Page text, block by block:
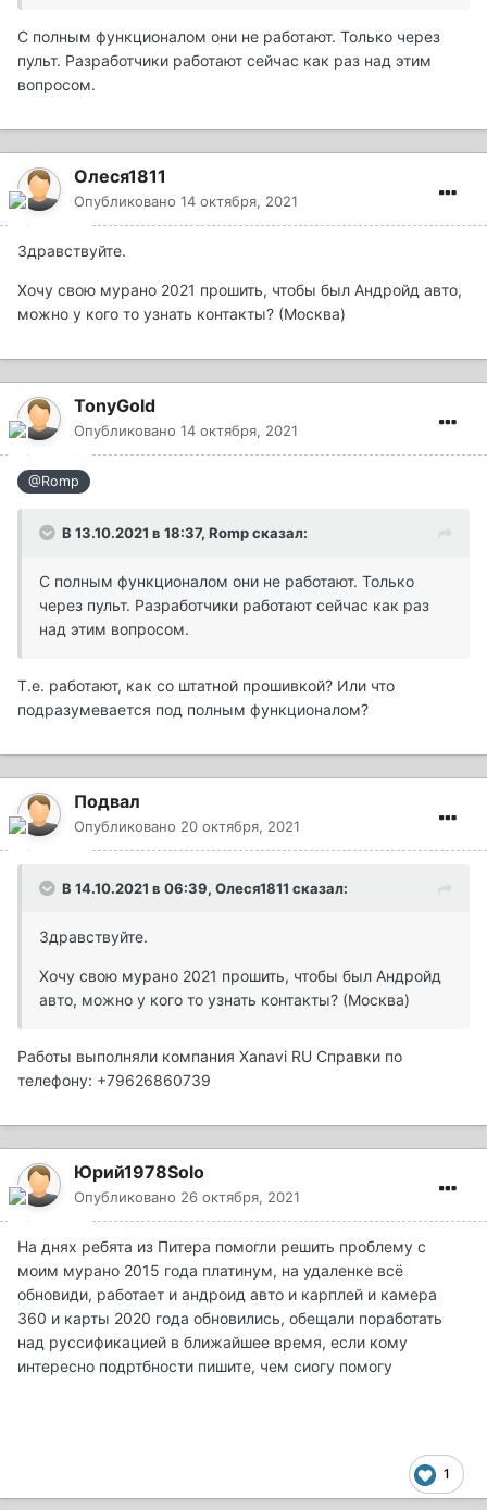
С полным функционалом они не работают. Только через
пульт. Разработчики работают сейчас как раз над этим
вопросом.
Олеся1811
Опубликовано 14 октября, 2021
Здравствуйте.
Хочу свою мурано 2021 прошить, чтобы был Андройд авто,
можно у кого то узнать контакты? (Москва)
TonyGold
Опубликовано 14 октября, 2021
@Romp
В 13.10.2021 в 18:37, Rompсказал:
С полным функционалом они не работают. Только
через пульт. Разработчики работают сейчас как раз
над этим вопросом.
Т.е. работают, как со штатной прошивкой? Или что
подразумевается под полным функционалом?
Подвал
Опубликовано 20 октября, 2021
В 14.10.2021 в 06:39, Олеся1811 сказал:
Здравствуйте.
Хочу свою мурано 2021 прошить, чтобы был Андройд
авто, можно у кого то узнать контакты? (Москва)
Работы выполняли компания Xanavi RU Справки по
телефону: +79626860739
Юрий1978Solo
Опубликовано 26 октября, 2021
На днях ребята из Питера помогли решить проблему с
моим мурано 2015 года платинум, на удаленке всё
обновиди, работает и андроид авто и карплей и камера
360 и карты 2020 года обновились, обещали поработать
над руссификацией в ближайшее время, если кому
интересно подртбности пишите, чем сиогу помогу
1